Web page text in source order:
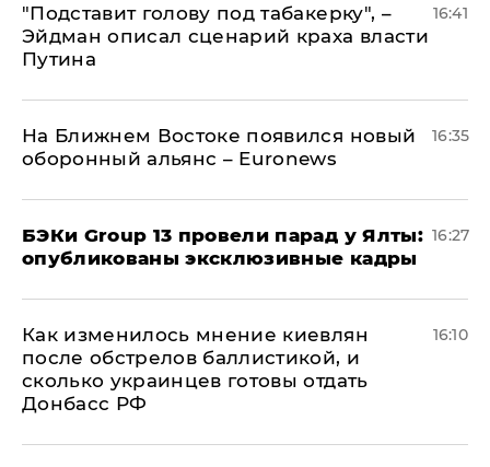
​"Подставит голову под табакерку", –
Эйдман описал сценарий краха власти
Путина
16:41
На Ближнем Востоке появился новый
оборонный альянс – Euronews
16:35
​БЭКи Group 13 провели парад у Ялты:
опубликованы эксклюзивные кадры
16:27
Как изменилось мнение киевлян
после обстрелов баллистикой, и
сколько украинцев готовы отдать
Донбасс РФ
16:10